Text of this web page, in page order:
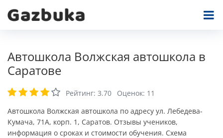
Автошкола Волжская автошкола в
Саратове
Рейтинг: 3.70 Оценок: 11
Автошкола Волжская автошкола по адресу ул. Лебедева-
Кумача, 71А, корп. 1, Саратов. Отзывы учеников,
информация о сроках и стоимости обучения. Схема